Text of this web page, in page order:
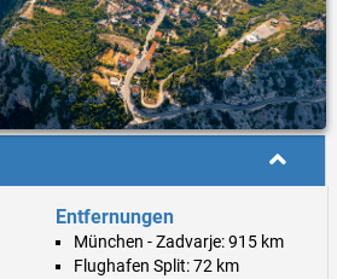
Entfernungen
München - Zadvarje: 915 km
Flughafen Split: 72 km